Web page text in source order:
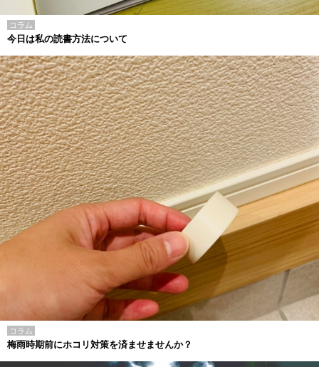
コラム
今日は私の読書方法について
コラム
梅雨時期前にホコリ対策を済ませませんか？